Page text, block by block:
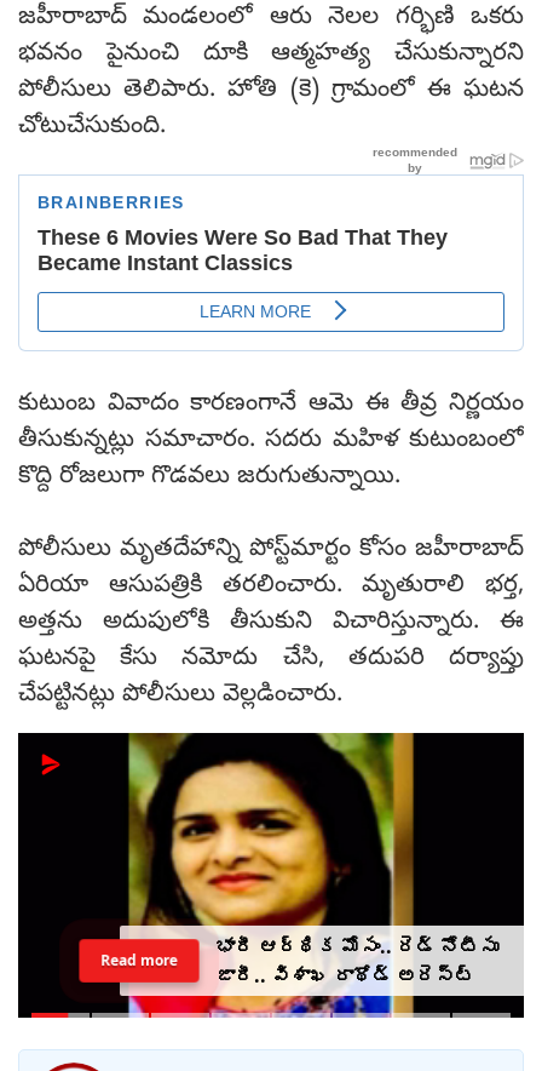
జహీరాబాద్ మండలంలో ఆరు నెలల గర్భిణి ఒకరు
భవనం పైనుంచి దూకి ఆత్మహత్య చేసుకున్నారని
పోలీసులు తెలిపారు. హోతి (కె) గ్రామంలో ఈ ఘటన
చోటుచేసుకుంది.
కుటుంబ వివాదం కారణంగానే ఆమె ఈ తీవ్ర నిర్ణయం
తీసుకున్నట్లు సమాచారం. సదరు మహిళ కుటుంబంలో
కొద్ది రోజలుగా గొడవలు జరుగుతున్నాయి.
పోలీసులు మృతదేహాన్ని పోస్ట్‌మార్టం కోసం జహీరాబాద్
ఏరియా ఆసుపత్రికి తరలించారు. మృతురాలి భర్త,
అత్తను అదుపులోకి తీసుకుని విచారిస్తున్నారు. ఈ
ఘటనపై కేసు నమోదు చేసి, తదుపరి దర్యాప్తు
చేపట్టినట్లు పోలీసులు వెల్లడించారు.
భారీ ఆర్థిక మోసం.. రెడ్ నోటీసు
జారీ.. విశాఖ రాథోడ్‌‌ అరెస్ట్
Read more